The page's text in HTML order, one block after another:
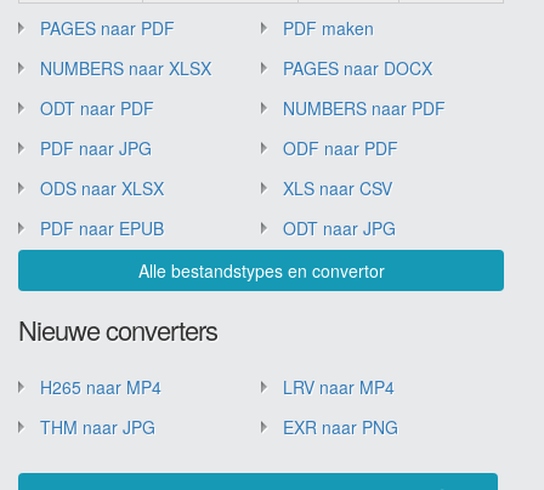
PAGES naar PDF
PDF maken
NUMBERS naar XLSX
PAGES naar DOCX
ODT naar PDF
NUMBERS naar PDF
PDF naar JPG
ODF naar PDF
ODS naar XLSX
XLS naar CSV
PDF naar EPUB
ODT naar JPG
Alle bestandstypes en convertor
Nieuwe converters
H265 naar MP4
LRV naar MP4
THM naar JPG
EXR naar PNG